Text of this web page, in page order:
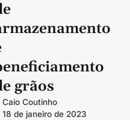
grãos
Caio Coutinho
18 de janeiro de 2023